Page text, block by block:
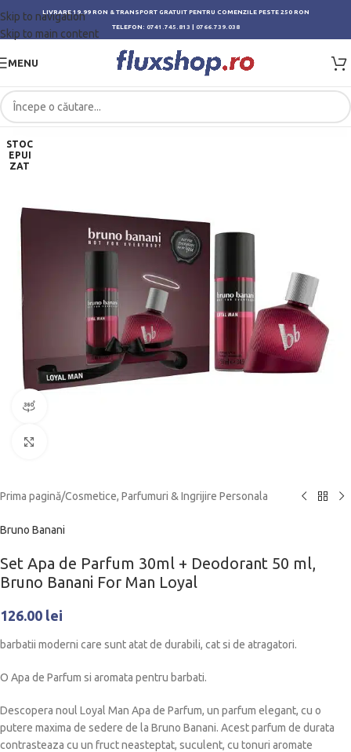
Skip to navigation
Skip to main content
LIVRARE 19.99 RON & TRANSPORT GRATUIT PENTRU COMENZILE PESTE 250 RON
TELEFON: 0741.745.813 0766.739.038
MENU
STOC
EPUI
ZAT
Prima pagină/Cosmetice, Parfumuri & Ingrijire Personala
Bruno Banani
Set Apa de Parfum 30ml + Deodorant 50 ml,
Bruno Banani For Man Loyal
126.00 lei
barbatii moderni care sunt atat de durabili, cat si de atragatori.
O Apa de Parfum si aromata pentru barbati.
Descopera noul Loyal Man Apa de Parfum, un parfum elegant, cu o
putere maxima de sedere de la Bruno Banani. Acest parfum de durata
contrasteaza cu un fruct neasteptat, suculent, cu tonuri aromate